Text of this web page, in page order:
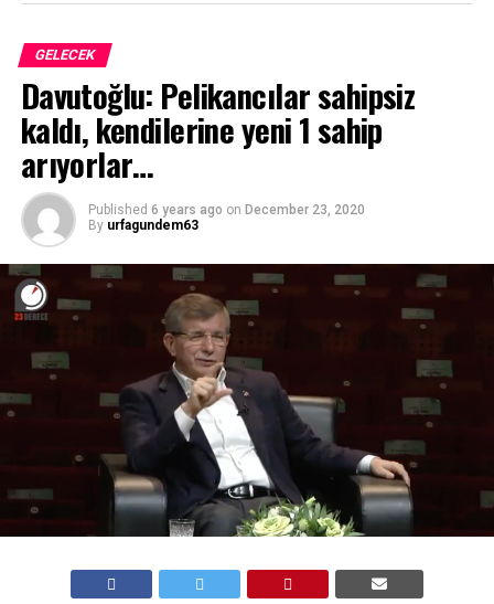
GELECEK
Davutoğlu: Pelikancılar sahipsiz
kaldı, kendilerine yeni 1 sahip
arıyorlar…
Published 6 years ago on December 23, 2020
By urfagundem63